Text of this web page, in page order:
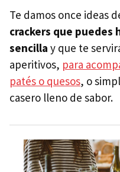
Te damos once ideas
crackers que puedes
sencilla y que te
aperitivos, para
patés o quesos, o
casero lleno de sabor.